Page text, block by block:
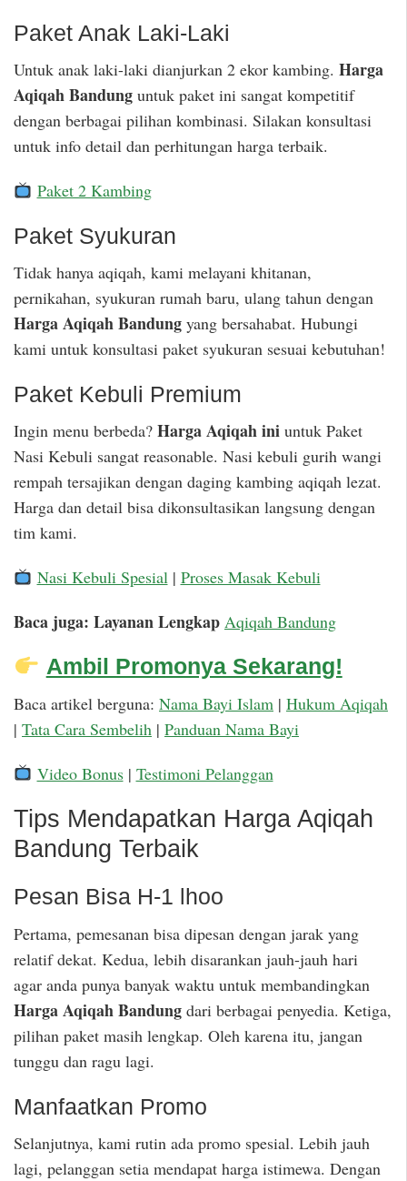
Paket Anak Laki-Laki
Untuk anak laki-laki dianjurkan 2 ekor kambing. Harga
Aqiqah Bandung untuk paket ini sangat kompetitif
dengan berbagai pilihan kombinasi. Silakan konsultasi
untuk info detail dan perhitungan harga terbaik.
Paket 2 Kambing
Paket Syukuran
Tidak hanya aqiqah, kami melayani khitanan,
pernikahan, syukuran rumah baru, ulang tahun dengan
Harga Aqiqah Bandung yang bersahabat. Hubungi
kami untuk konsultasi paket syukuran sesuai kebutuhan!
Paket Kebuli Premium
Ingin menu berbeda? Harga Aqiqah ini untuk Paket
Nasi Kebuli sangat reasonable. Nasi kebuli gurih wangi
rempah tersajikan dengan daging kambing aqiqah lezat.
Harga dan detail bisa dikonsultasikan langsung dengan
tim kami.
Nasi Kebuli Spesial| Proses Masak Kebuli
Baca juga: Layanan Lengkap Aqiqah Bandung
Ambil Promonya Sekarang!
Baca artikel berguna: Nama Bayi Islam | Hukum Aqiqah
| Tata Cara Sembelih | Panduan Nama Bayi
Video Bonus| Testimoni Pelanggan
Tips Mendapatkan Harga Aqiqah
Bandung Terbaik
Pesan Bisa H-1 lhoo
Pertama, pemesanan bisa dipesan dengan jarak yang
relatif dekat. Kedua, lebih disarankan jauh-jauh hari
agar anda punya banyak waktu untuk membandingkan
Harga Aqiqah Bandung dari berbagai penyedia. Ketiga,
pilihan paket masih lengkap. Oleh karena itu, jangan
tunggu dan ragu lagi.
Manfaatkan Promo
Selanjutnya, kami rutin ada promo spesial. Lebih jauh
lagi, pelanggan setia mendapat harga istimewa. Dengan